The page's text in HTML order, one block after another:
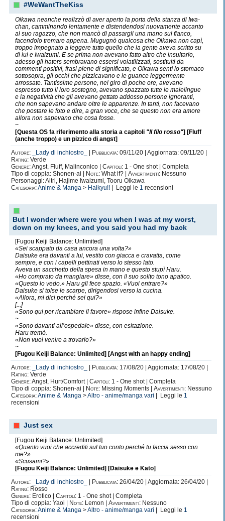
#WeWantTheKiss
Oikawa neanche realizzò di aver aperto la porta della stanza di Iwa-
chan, camminando lentamente e distendendosi nuovamente accanto
al suo ragazzo, che non mancò di passargli una mano sul fianco,
facendolo tremare appena. Mugugnò qualcosa che Oikawa non capì,
troppo impegnato a leggere tutto quello che la gente aveva scritto su
di lui e Iwaizumi. E se prima non avevano fatto altro che insultarlo,
adesso gli haters sembravano essersi volatilizzati, sostituiti da
commenti positivi, frasi piene di significato, e Oikawa sentì lo stomaco
sottosopra, gli occhi che pizzicavano e le guance leggermente
arrossate. Tantissime persone, nel giro di poche ore, avevano
espresso tutto il loro sostegno, avevano spazzato tutte le malelingue
e la negatività che gli avevano gettato addosso persone ignoranti,
che non sapevano andare oltre le apparenze. In tanti, non facevano
che postare le foto e dire, a gran voce, che se questo non era amore
allora non sapevano che cosa fosse.
~
[Questa OS fa riferimento alla storia a capitoli "Il filo rosso"] [Fluff
(anche troppo) e un pizzico di angst]
Autore:
_Lady di inchiostro_ Pubblicata: 09/11/20 | Aggiornata: 09/11/20 |
Rating: Verde
Genere:Angst, Fluff, Malinconico | Capitoli: 1 - One shot | Completa
Tipo di coppia: Shonen-ai |
Note: What if? | Avvertimenti: Nessuno
Personaggi: Altri, Hajime Iwaizumi, Tooru Oikawa
Categoria:Anime & Manga > Haikyu!! | Leggi le 1 recensioni
But I wonder where were you when I was at my worst,
down on my knees, and you said you had my back
[Fugou Keiji Balance: Unlimited]
«Sei scappato da casa ancora una volta?»
Daisuke era davanti a lui, vestito con giacca e cravatta, come
sempre, e con i capelli pettinati verso lo stesso lato.
Aveva un sacchetto della spesa in mano e questo stupì Haru.
«Ho comprato da mangiare» disse, con il suo solito tono apatico.
«Questo lo vedo.» Haru gli fece spazio. «Vuoi entrare?»
Daisuke si tolse le scarpe, dirigendosi verso la cucina.
«Allora, mi dici perché sei qui?»
[...]
«Sono qui per ricambiare il favore» rispose infine Daisuke.
~
«Sono davanti all’ospedale» disse, con esitazione.
Haru tremò.
«Non vuoi venire a trovarlo?»
~
[Fugou Keiji Balance: Unlimited] [Angst with an happy ending]
Autore:
_Lady di inchiostro_ Pubblicata: 17/08/20 | Aggiornata: 17/08/20 |
Rating: Verde
Genere:Angst, Hurt/Comfort | Capitoli: 1 - One shot | Completa
Tipo di coppia: Shonen-ai |
Note: Missing Moments | Avvertimenti: Nessuno
Categoria:Anime & Manga >Altro - anime/manga vari | Leggi le 1
recensioni
Just sex
[Fugou Keiji Balance: Unlimited]
«Quanto vuoi che accrediti sul tuo conto perché tu faccia sesso con
me?»
«Scusami?»
[Fugou Keiji Balance: Unlimited] [Daisuke e Kato]
Autore:
_Lady di inchiostro_ Pubblicata: 26/04/20 | Aggiornata: 26/04/20 |
Rating: Rosso
Genere: Erotico | Capitoli: 1 - One shot | Completa
Tipo di coppia: Yaoi |
Note: Lemon | Avvertimenti: Nessuno
Categoria:Anime & Manga >Altro - anime/manga vari | Leggi le 1
recensioni